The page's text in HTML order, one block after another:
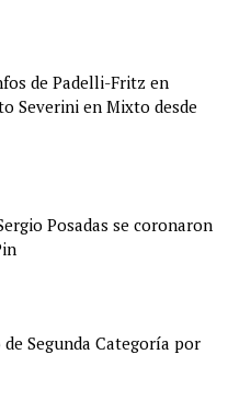
de Padelli-Fritz en
Severini en Mixto desde
Posadas se coronaron
Segunda Categoría por